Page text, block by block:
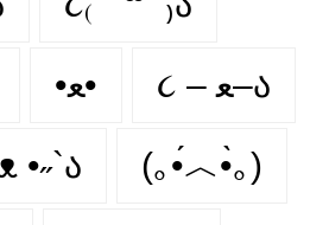
•ﻌ• ૮ – ﻌ–ა
•˶`ა (｡•́︿•̀｡)